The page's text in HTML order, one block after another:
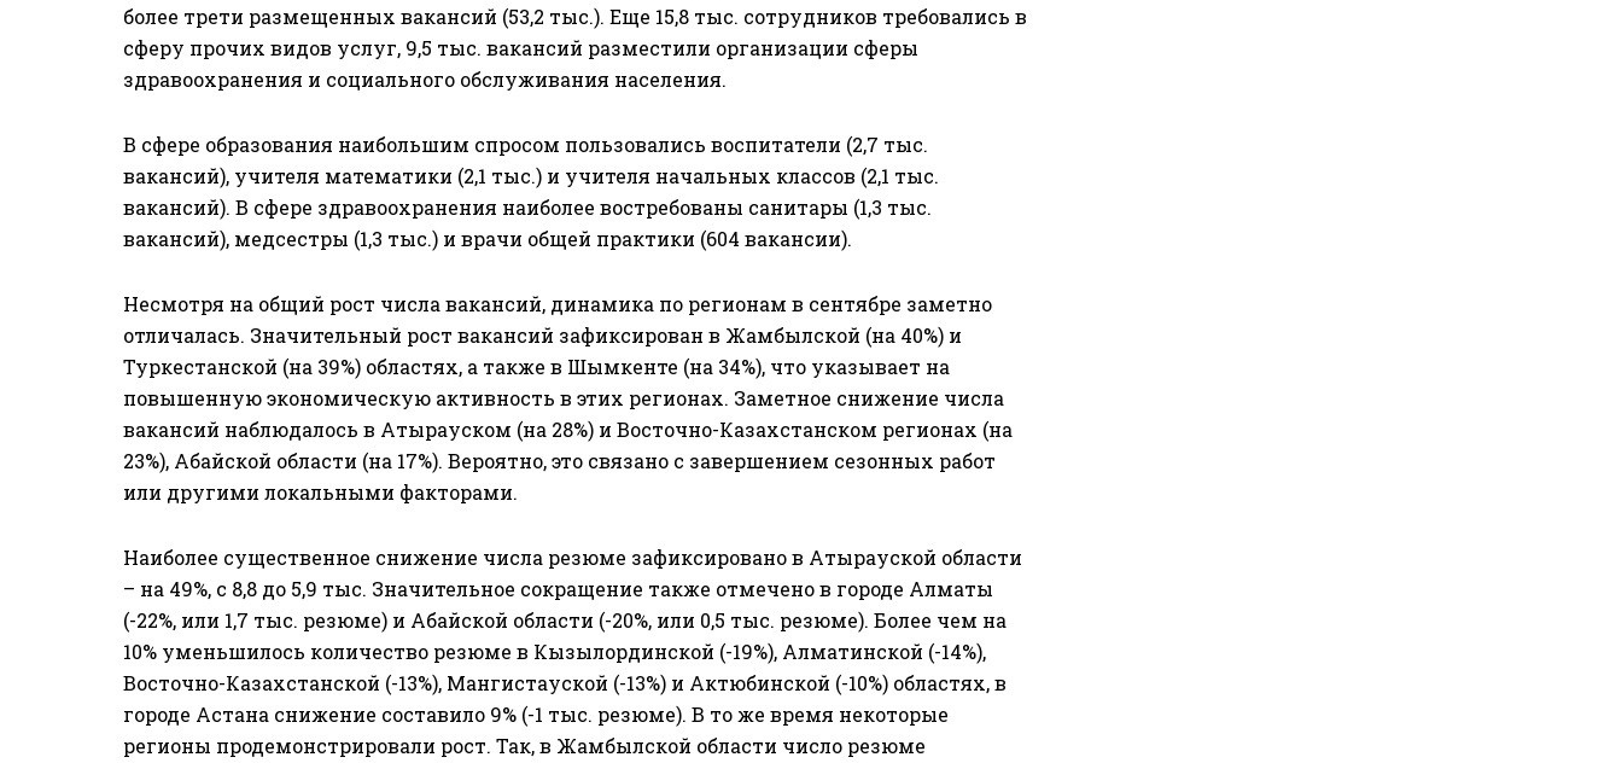
более трети размещенных вакансий (53,2 тыс.). Еще 15,8 тыс. сотрудников требовались в
сферу прочих видов услуг, 9,5 тыс. вакансий разместили организации сферы
здравоохранения и социального обслуживания населения.
В сфере образования наибольшим спросом пользовались воспитатели (2,7 тыс.
вакансий), учителя математики (2,1 тыс.) и учителя начальных классов (2,1 тыс.
вакансий). В сфере здравоохранения наиболее востребованы санитары (1,3 тыс.
вакансий), медсестры (1,3 тыс.) и врачи общей практики (604 вакансии).
Несмотря на общий рост числа вакансий, динамика по регионам в сентябре заметно
отличалась. Значительный рост вакансий зафиксирован в Жамбылской (на 40%) и
Туркестанской (на 39%) областях, а также в Шымкенте (на 34%), что указывает на
повышенную экономическую активность в этих регионах. Заметное снижение числа
вакансий наблюдалось в Атырауском (на 28%) и Восточно-Казахстанском регионах (на
23%), Абайской области (на 17%). Вероятно, это связано с завершением сезонных работ
или другими локальными факторами.
Наиболее существенное снижение числа резюме зафиксировано в Атырауской области
– на 49%, с 8,8 до 5,9 тыс. Значительное сокращение также отмечено в городе Алматы
(-22%, или 1,7 тыс. резюме) и Абайской области (-20%, или 0,5 тыс. резюме). Более чем на
10% уменьшилось количество резюме в Кызылординской (-19%), Алматинской (-14%),
Восточно-Казахстанской (-13%), Мангистауской (-13%) и Актюбинской (-10%) областях, в
городе Астана снижение составило 9% (-1 тыс. резюме). В то же время некоторые
регионы продемонстрировали рост. Так, в Жамбылской области число резюме